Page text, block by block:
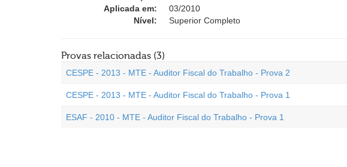
Aplicada em:
03/2010
Nível:
Superior Completo
Provas relacionadas (3)
CESPE - 2013 - MTE - Auditor Fiscal do Trabalho - Prova 2
CESPE - 2013 - MTE - Auditor Fiscal do Trabalho - Prova 1
ESAF - 2010 - MTE - Auditor Fiscal do Trabalho - Prova 1